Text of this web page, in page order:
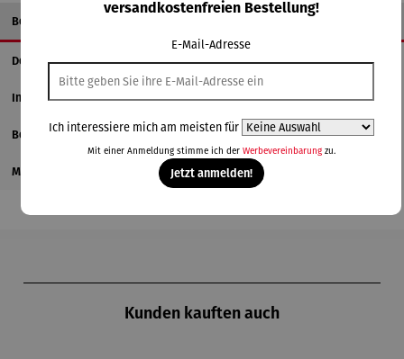
Beschreibung
Details
Informationen zum Hersteller
Bewertungen
Magazinbeitrag
Kunden kauften auch
versandkostenfreien Bestellung!
E-Mail-Adresse
Ich interessiere mich am meisten für
Mit einer Anmeldung stimme ich der Werbevereinbarungzu.
Jetzt anmelden!